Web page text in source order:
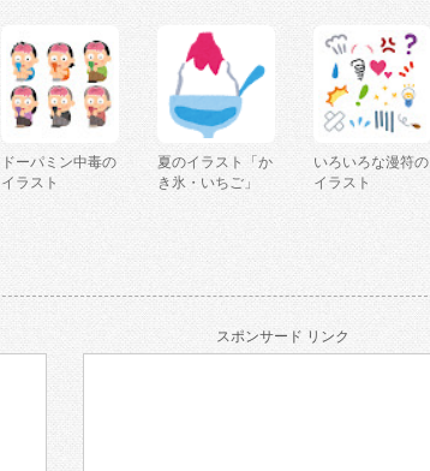
ドーパミン中毒の
イラスト
夏のイラスト「か
き氷・いちご」
いろいろな漫符の
イラスト
スポンサード リンク